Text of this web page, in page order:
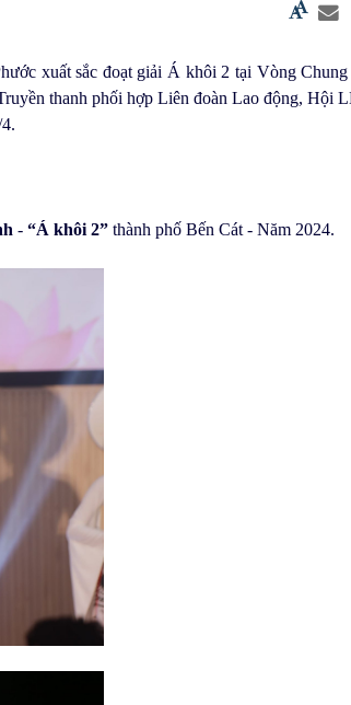
xuất sắc đoạt giải Á khôi 2 tại Vòng
thanh phối hợp Liên đoàn Lao động, Hội
- “Á khôi 2” thành phố Bến Cát - Năm 2024.